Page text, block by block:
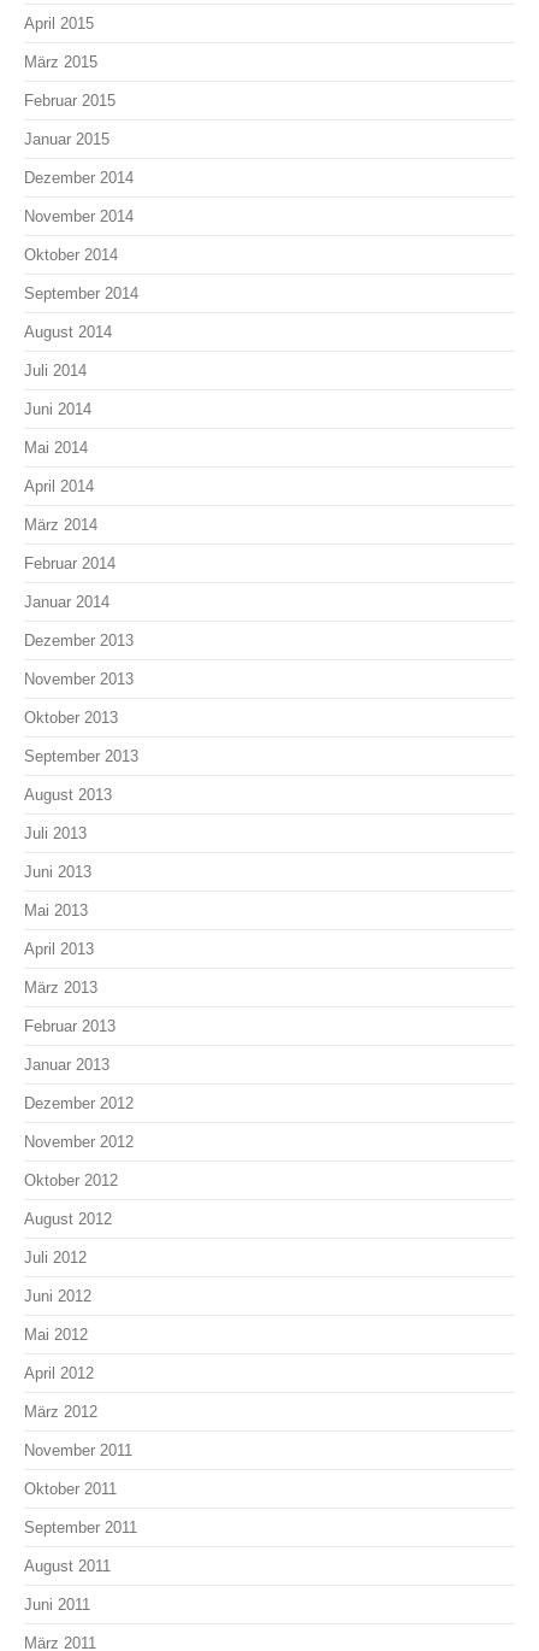
April 2015
März 2015
Februar 2015
Januar 2015
Dezember 2014
November 2014
Oktober 2014
September 2014
August 2014
Juli 2014
Juni 2014
Mai 2014
April 2014
März 2014
Februar 2014
Januar 2014
Dezember 2013
November 2013
Oktober 2013
September 2013
August 2013
Juli 2013
Juni 2013
Mai 2013
April 2013
März 2013
Februar 2013
Januar 2013
Dezember 2012
November 2012
Oktober 2012
August 2012
Juli 2012
Juni 2012
Mai 2012
April 2012
März 2012
November 2011
Oktober 2011
September 2011
August 2011
Juni 2011
März 2011